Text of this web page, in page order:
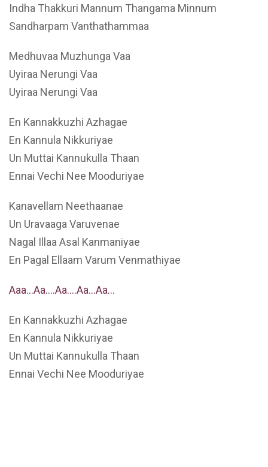
Indha Thakkuri Mannum Thangama Minnum
Sandharpam Vanthathammaa
Medhuvaa Muzhunga Vaa
Uyiraa Nerungi Vaa
Uyiraa Nerungi Vaa
En Kannakkuzhi Azhagae
En Kannula Nikkuriyae
Un Muttai Kannukulla Thaan
Ennai Vechi Nee Mooduriyae
Kanavellam Neethaanae
Un Uravaaga Varuvenae
Nagal Illaa Asal Kanmaniyae
En Pagal Ellaam Varum Venmathiyae
Aaa…Aa….Aa….Aa…Aa…
En Kannakkuzhi Azhagae
En Kannula Nikkuriyae
Un Muttai Kannukulla Thaan
Ennai Vechi Nee Mooduriyae